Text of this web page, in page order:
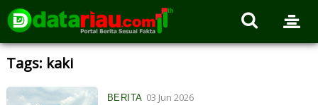
Tags: kaki
BERITA 03 Jun 2026